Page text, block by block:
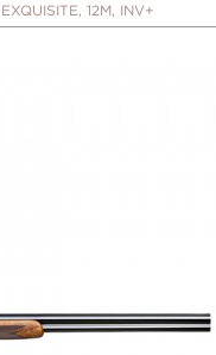
12M, INV+